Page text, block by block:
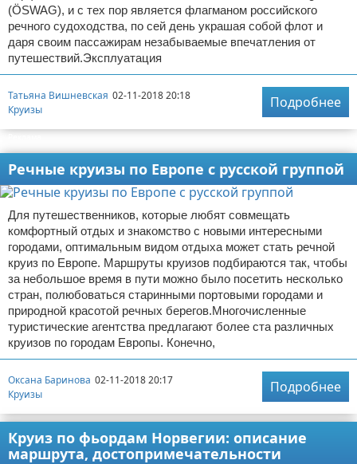
(ÖSWAG), и с тех пор является флагманом российского
речного судоходства, по сей день украшая собой флот и
даря своим пассажирам незабываемые впечатления от
путешествий.Эксплуатация
Татьяна Вишневская 02-11-2018 20:18
Круизы
Подробнее
Речные круизы по Европе с русской группой
Для путешественников, которые любят совмещать
комфортный отдых и знакомство с новыми интересными
городами, оптимальным видом отдыха может стать речной
круиз по Европе. Маршруты круизов подбираются так, чтобы
за небольшое время в пути можно было посетить несколько
стран, полюбоваться старинными портовыми городами и
природной красотой речных берегов.Многочисленные
туристические агентства предлагают более ста различных
круизов по городам Европы. Конечно,
Оксана Баринова 02-11-2018 20:17
Круизы
Подробнее
Круиз по фьордам Норвегии: описание
маршрута, достопримечательности